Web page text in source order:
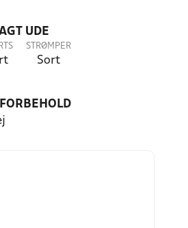
UDE
STRØMPER
Sort